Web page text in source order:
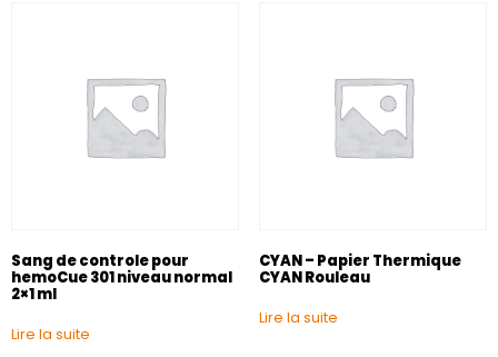
Sang de controle pour
hemoCue 301 niveau normal
2×1 ml
Lire la suite
CYAN – Papier Thermique
CYAN Rouleau
Lire la suite